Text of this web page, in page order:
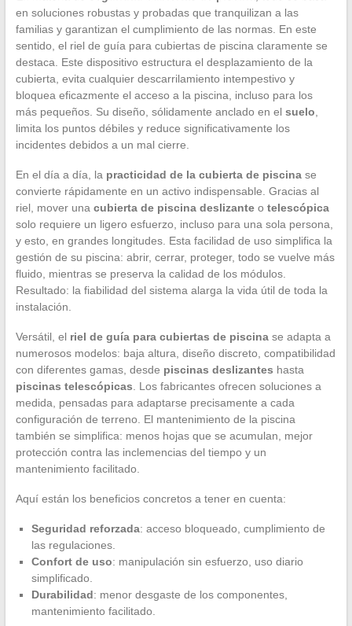
en soluciones robustas y probadas que tranquilizan a las
familias y garantizan el cumplimiento de las normas. En este
sentido, el riel de guía para cubiertas de piscina claramente se
destaca. Este dispositivo estructura el desplazamiento de la
cubierta, evita cualquier descarrilamiento intempestivo y
bloquea eficazmente el acceso a la piscina, incluso para los
más pequeños. Su diseño, sólidamente anclado en el suelo
limita los puntos débiles y reduce significativamente los
incidentes debidos a un mal cierre.
En el día a día, la practicidad de la cubierta de piscinase
convierte rápidamente en un activo indispensable. Gracias al
riel, mover una cubierta de piscina deslizanteo telescópica
solo requiere un ligero esfuerzo, incluso para una sola persona,
y esto, en grandes longitudes. Esta facilidad de uso simplifica la
gestión de su piscina: abrir, cerrar, proteger, todo se vuelve más
fluido, mientras se preserva la calidad de los módulos.
Resultado: la fiabilidad del sistema alarga la vida útil de toda la
instalación.
Versátil, el riel de guía para cubiertas de piscinase adapta a
numerosos modelos: baja altura, diseño discreto, compatibilidad
con diferentes gamas, desde piscinas deslizantes hasta
piscinas telescópicas . Los fabricantes ofrecen soluciones a
medida, pensadas para adaptarse precisamente a cada
configuración de terreno. El mantenimiento de la piscina
también se simplifica: menos hojas que se acumulan, mejor
protección contra las inclemencias del tiempo y un
mantenimiento facilitado.
Aquí están los beneficios concretos a tener en cuenta:
Seguridad reforzada: acceso bloqueado, cumplimiento de
las regulaciones.
Confort de uso: manipulación sin esfuerzo, uso diario
simplificado.
Durabilidad: menor desgaste de los componentes,
mantenimiento facilitado.